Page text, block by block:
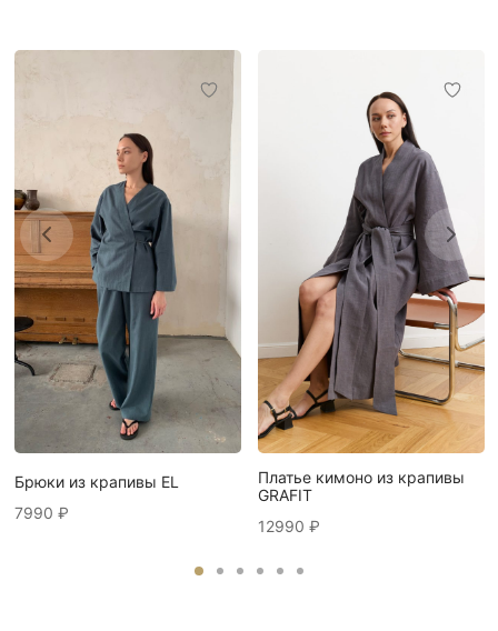
Брюки из крапивы EL
7990 ₽
Платье кимоно из крапивы
GRAFIT
12990 ₽